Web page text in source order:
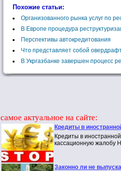
Похожие статьи:
Организованного рынка услуг по
В Европе процедура
Перспективы автокредитования
Что представляет собой
В Укргазбанке завершен процесс
самое актуальное на сайте:
Кредиты в
Кредиты в
кассационную жалобу
Законно ли не